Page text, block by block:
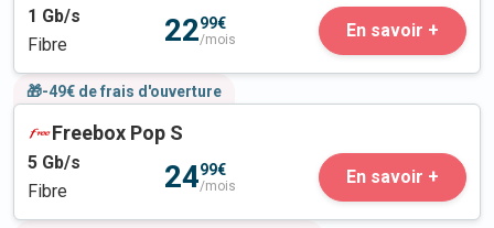
1 Gb/s
Fibre
2299€
/mois En savoir +
🎁-49€ de frais d'ouverture
Freebox Pop S
5 Gb/s
Fibre
2499€
/mois En savoir +